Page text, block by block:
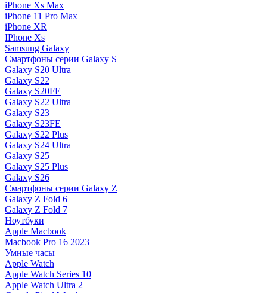
iPhone Xs Max
iPhone 11 Pro Max
iPhone XR
IPhone Xs
Samsung Galaxy
Смартфоны серии Galaxy S
Galaxy S20 Ultra
Galaxy S22
Galaxy S20FE
Galaxy S22 Ultra
Galaxy S23
Galaxy S23FE
Galaxy S22 Plus
Galaxy S24 Ultra
Galaxy S25
Galaxy S25 Plus
Galaxy S26
Смартфоны серии Galaxy Z
Galaxy Z Fold 6
Galaxy Z Fold 7
Ноутбуки
Apple Macbook
Macbook Pro 16 2023
Умные часы
Apple Watch
Apple Watch Series 10
Apple Watch Ultra 2